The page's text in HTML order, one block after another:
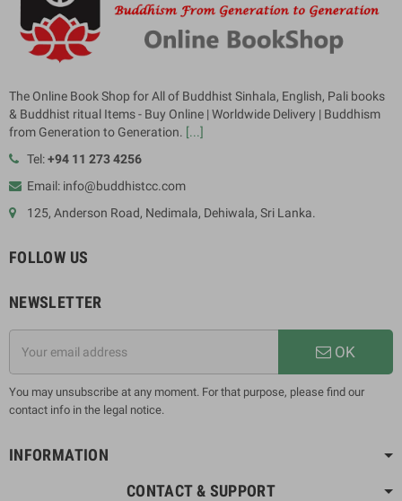
The Online Book Shop for All of Buddhist Sinhala, English, Pali books
& Buddhist ritual Items - Buy Online | Worldwide Delivery | Buddhism
from Generation to Generation. [...]
Tel:+94 11 273 4256
Email: info@buddhistcc.com
125, Anderson Road, Nedimala, Dehiwala, Sri Lanka.
FOLLOW US
NEWSLETTER
OK
You may unsubscribe at any moment. For that purpose, please find our
contact info in the legal notice.
INFORMATION
CONTACT & SUPPORT